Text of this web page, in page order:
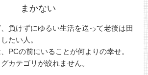
まかない
負けずにゆるい生活を送って老後は田
たい人。
PCの前にいることが何よりの幸せ。
カテゴリが絞れません。